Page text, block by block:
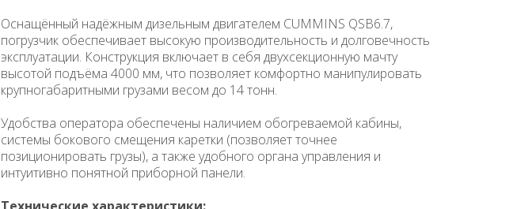
Оснащённый надёжным дизельным двигателем CUMMINS QSB6.7,
погрузчик обеспечивает высокую производительность и долговечность
эксплуатации. Конструкция включает в себя двухсекционную мачту
высотой подъёма 4000 мм, что позволяет комфортно манипулировать
крупногабаритными грузами весом до 14 тонн.
Удобства оператора обеспечены наличием обогреваемой кабины,
системы бокового смещения каретки (позволяет точнее
позиционировать грузы), а также удобного органа управления и
интуитивно понятной приборной панели.